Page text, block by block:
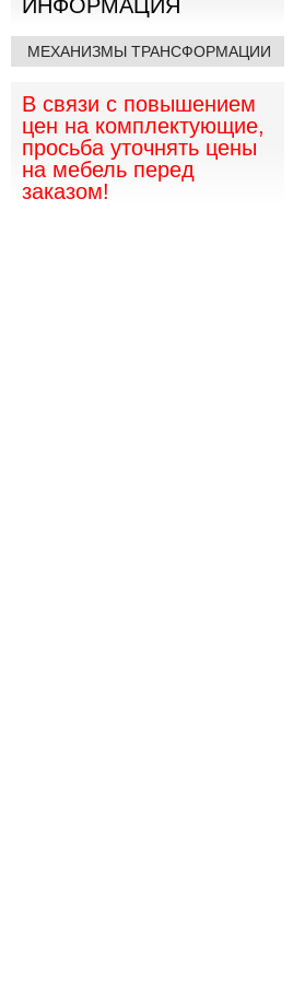
ИНФОРМАЦИЯ
МЕХАНИЗМЫ ТРАНСФОРМАЦИИ
В связи с повышением
цен на комплектующие,
просьба уточнять цены
на мебель перед
заказом!